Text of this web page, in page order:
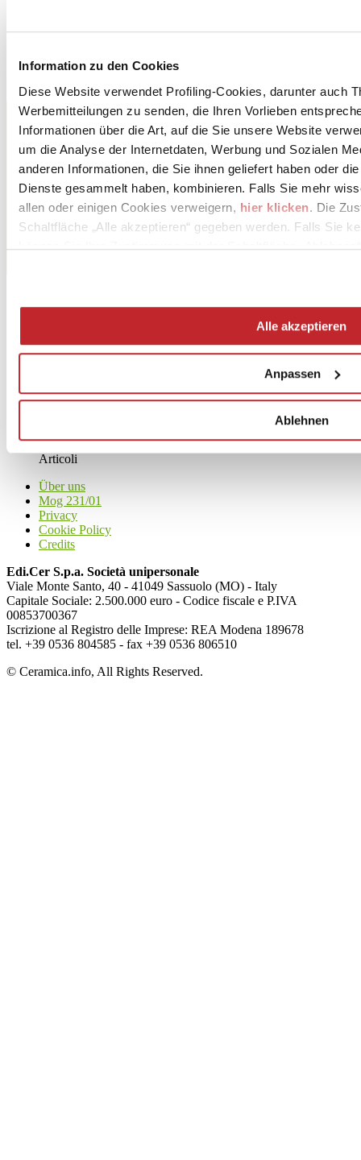
Information zu den Cookies
Diese Website verwendet Profiling-Cookies, darunter auch
Werbemitteilungen zu senden, die Ihren Vorlieben
Informationen über die Art, auf die Sie unsere Website
um die Analyse der Internetdaten, Werbung und Sozialen
anderen Informationen, die Sie ihnen geliefert haben oder
Dienste gesammelt haben, kombinieren. Falls Sie mehr
allen oder einigen Cookies verweigern, hier klicken. Die
Schaltfläche „Alle akzeptieren“ gegeben werden. Falls Sie
können Sie Ihre Zustimmung mit der Schaltfläche
Alle akzeptieren
Anpassen
Ablehnen
Bild herunterladen 4 >
ASCOT GRUPPO CERAMICHE S.r.l.
SOLIGNANO, 41014
Modena
Fax 059 778444
Articoli
Über uns
Mog 231/01
Privacy
Cookie Policy
Credits
Edi.Cer S.p.a. Società unipersonale
Viale Monte Santo, 40 - 41049 Sassuolo (MO) - Italy
Capitale Sociale: 2.500.000 euro - Codice fiscale e P.IVA
00853700367
Iscrizione al Registro delle Imprese: REA Modena 189678
tel. +39 0536 804585 - fax +39 0536 806510
© Ceramica.info, All Rights Reserved.